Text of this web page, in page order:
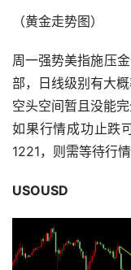
（黄金走势图）
周一强势美指施压
部，日线级别有大
空头空间暂且没能
如果行情成功止跌
1221，则需等待行
USOUSD